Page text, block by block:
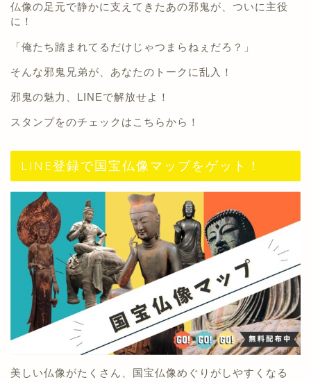
仏像の足元で静かに支えてきたあの邪鬼が、ついに主役
に！
「俺たち踏まれてるだけじゃつまらねぇだろ？」
そんな邪鬼兄弟が、あなたのトークに乱入！
邪鬼の魅力、LINEで解放せよ！
スタンプをのチェックは こちらから ！
LINE登録で国宝仏像マップをゲット！
美しい仏像がたくさん
、国宝仏像めぐりがしやすくなる